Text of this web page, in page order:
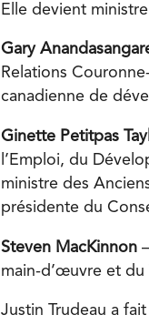
Elle devient
Gary
Relations
canadienne de
Ginette Petitpas
l’Emploi, du
ministre des
présidente du
Steven MacKinnon
main-d’œuvre et du
Justin Trudeau a